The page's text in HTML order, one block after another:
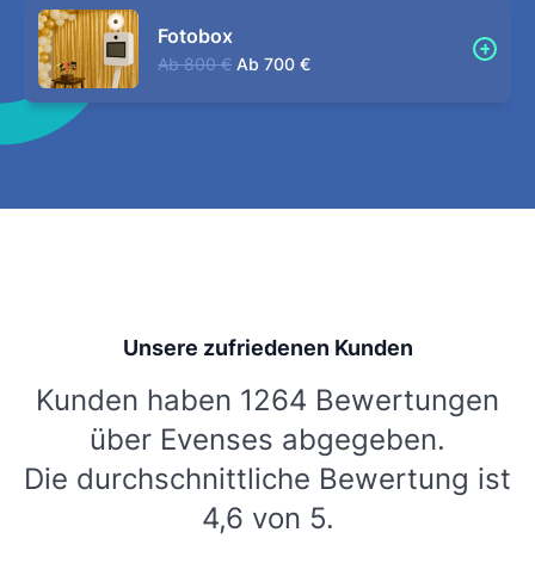
Fotobox
Ab 800 € Ab 700 €
Unsere zufriedenen Kunden
Kunden haben 1264 Bewertungen
über Evenses abgegeben.
Die durchschnittliche Bewertung ist
4,6 von 5.